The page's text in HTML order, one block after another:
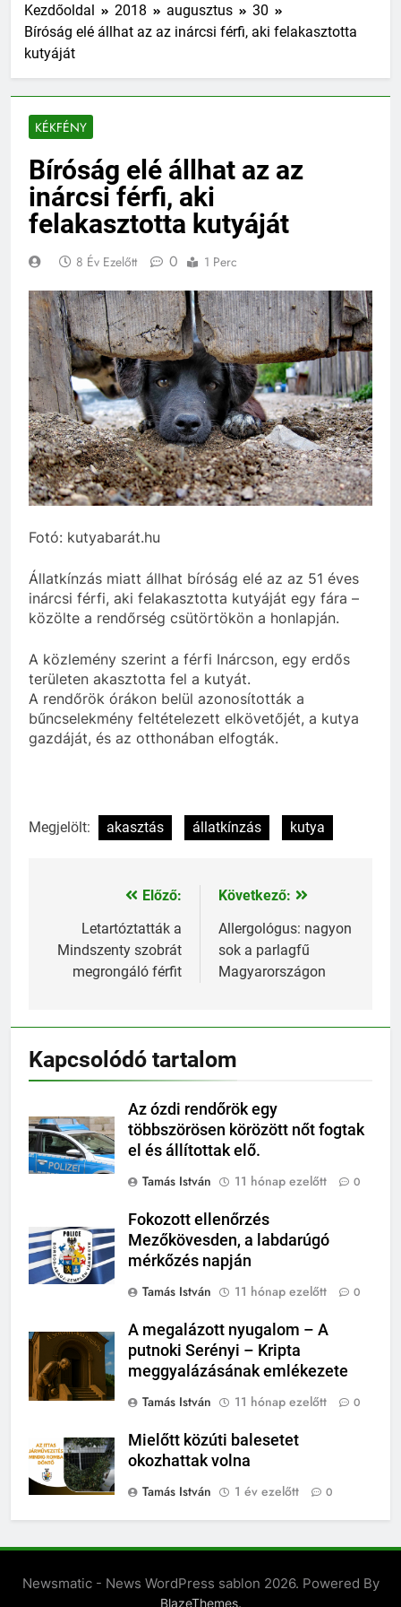
Kezdőoldal 2018 augusztus
30
Bíróság elé állhat az az inárcsi férfi, aki felakasztotta
kutyáját
KÉKFÉNY
Bíróság elé állhat az az
inárcsi férfi, aki
felakasztotta kutyáját
8 Év Ezelőtt 0 1 Perc
Fotó: kutyabarát.hu
Állatkínzás miatt állhat bíróság elé az az 51 éves
inárcsi férfi, aki felakasztotta kutyáját egy fára –
közölte a rendőrség csütörtökön a honlapján.
A közlemény szerint a férfi Inárcson, egy erdős
területen akasztotta fel a kutyát.
A rendőrök órákon belül azonosították a
bűncselekmény feltételezett elkövetőjét, a kutya
gazdáját, és az otthonában elfogták.
Megjelölt: akasztás állatkínzás kutya
Bejegyzés
navigáció
Előző:
Letartóztatták a
Mindszenty szobrát
megrongáló férfit
Következő:
Allergológus: nagyon
sok a parlagfű
Magyarországon
Kapcsolódó tartalom
Az ózdi rendőrök egy
többszörösen körözött nőt fogtak
el és állítottak elő.
Tamás István
11 hónap ezelőtt 0
Fokozott ellenőrzés
Mezőkövesden, a labdarúgó
mérkőzés napján
Tamás István
11 hónap ezelőtt 0
A megalázott nyugalom – A
putnoki Serényi – Kripta
meggyalázásának emlékezete
Tamás István
11 hónap ezelőtt 0
Mielőtt közúti balesetet
okozhattak volna
Tamás István
1 év ezelőtt 0
Newsmatic - News WordPress sablon 2026. Powered By
BlazeThemes.